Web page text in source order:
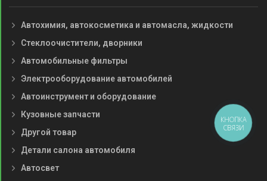
Автохимия, автокосметика и автомасла, жидкости
Стеклоочистители, дворники
Автомобильные фильтры
Электрооборудование автомобилей
Автоинструмент и оборудование
Кузовные запчасти
Другой товар
Детали салона автомобиля
Автосвет
КНОПКА
СВЯЗИ